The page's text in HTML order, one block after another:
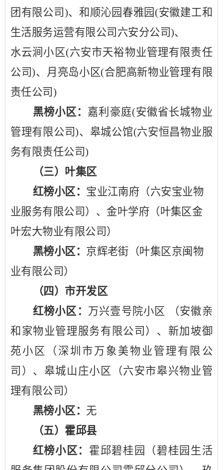
团有限公司)、和顺沁园春雅园(安徽建工和
生活服务运营有限公司六安分公司)、
水云涧小区(六安市天裕物业管理有限责任
公司)、月亮岛小区(合肥高新物业管理有限
责任公司)
黑榜小区： 嘉利豪庭(安徽省长城物业
管理有限公司)、皋城公馆(六安恒昌物业服
务有限责任公司)
（三）叶集区
红榜小区： 宝业江南府（六安宝业物
业服务有限公司）、金叶学府（叶集区金
叶宏大物业有限公司）
黑榜小区： 京辉老街（叶集区京闽物
业有限公司）
（四）市开发区
红榜小区： 万兴壹号院小区
（安徽亲
和家物业管理服务有限公司）、新加坡御
苑小区（深圳市万象美物业管理有限公
司）、皋城山庄小区（六安市皋兴物业管
理有限公司）
黑榜小区： 无
（五）霍邱县
红榜小区： 霍邱碧桂园（碧桂园生活